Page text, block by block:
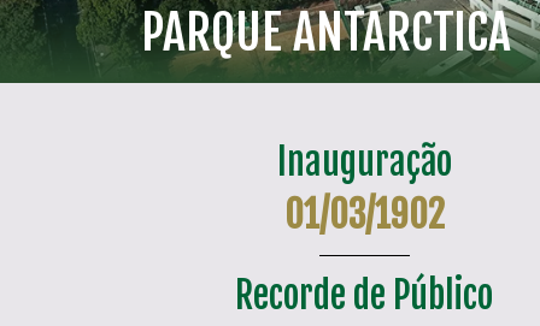
PARQUE ANTARCTICA
Inauguração
01/03/1902
Recorde de Público